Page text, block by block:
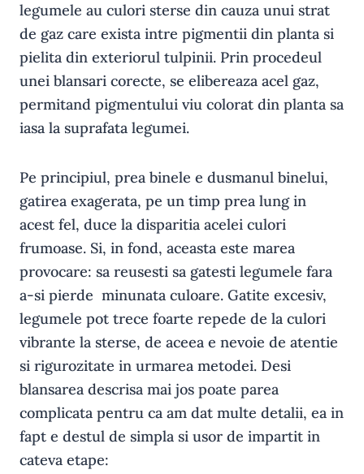
legumele au culori sterse din cauza unui strat
de gaz care exista intre pigmentii din planta si
pielita din exteriorul tulpinii. Prin procedeul
unei blansari corecte, se elibereaza acel gaz,
permitand pigmentului viu colorat din planta sa
iasa la suprafata legumei.
Pe principiul, prea binele e dusmanul binelui,
gatirea exagerata, pe un timp prea lung in
acest fel, duce la disparitia acelei culori
frumoase. Si, in fond, aceasta este marea
provocare: sa reusesti sa gatesti legumele fara
a-si pierde minunata culoare. Gatite excesiv,
legumele pot trece foarte repede de la culori
vibrante la sterse, de aceea e nevoie de atentie
si rigurozitate in urmarea metodei. Desi
blansarea descrisa mai jos poate parea
complicata pentru ca am dat multe detalii, ea in
fapt e destul de simpla si usor de impartit in
cateva etape: